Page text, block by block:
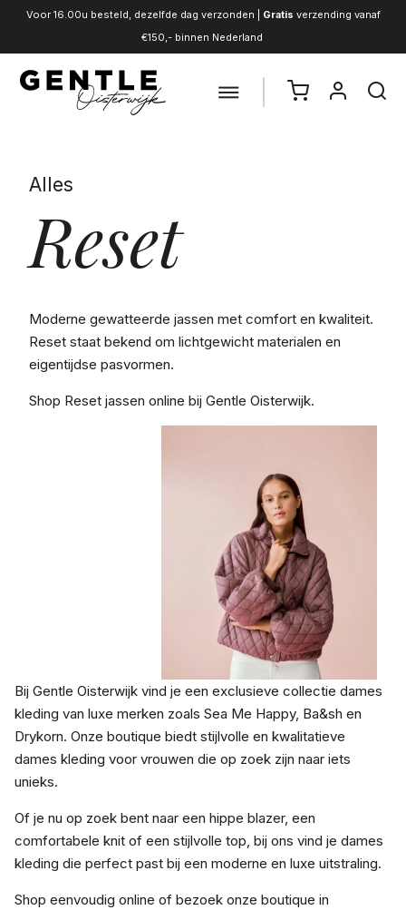
Voor 16.00u besteld, dezelfde dag verzonden | Gratis verzending vanaf
€150,- binnen Nederland
Alles
Reset
Moderne gewatteerde jassen met comfort en kwaliteit.
Reset staat bekend om lichtgewicht materialen en
eigentijdse pasvormen.
Shop Reset jassen online bij Gentle Oisterwijk.
Bij Gentle Oisterwijk vind je een exclusieve collectie dames
kleding van luxe merken zoals Sea Me Happy, Ba&sh en
Drykorn. Onze boutique biedt stijlvolle en kwalitatieve
dames kleding voor vrouwen die op zoek zijn naar iets
unieks.
Of je nu op zoek bent naar een hippe blazer, een
comfortabele knit of een stijlvolle top, bij ons vind je dames
kleding die perfect past bij een moderne en luxe uitstraling.
Shop eenvoudig online of bezoek onze boutique in